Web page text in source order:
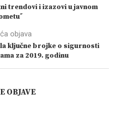
trendovi i izazovi u javnom
objava
ključne brojke o sigurnosti
za 2019. godinu
OBJAVE